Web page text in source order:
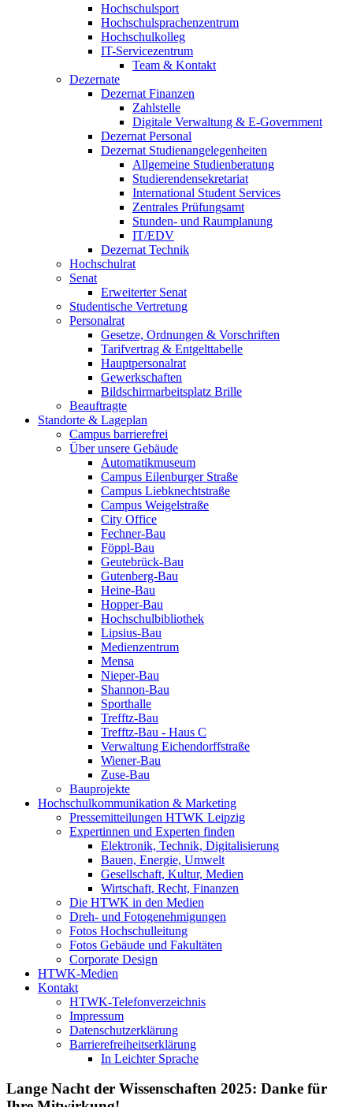
Hochschulsport
Hochschulsprachenzentrum
Hochschulkolleg
IT-Servicezentrum
Team & Kontakt
Dezernate
Dezernat Finanzen
Zahlstelle
Digitale Verwaltung & E-Government
Dezernat Personal
Dezernat Studienangelegenheiten
Allgemeine Studienberatung
Studierendensekretariat
International Student Services
Zentrales Prüfungsamt
Stunden- und Raumplanung
IT/EDV
Dezernat Technik
Hochschulrat
Senat
Erweiterter Senat
Studentische Vertretung
Personalrat
Gesetze, Ordnungen & Vorschriften
Tarifvertrag & Entgelttabelle
Hauptpersonalrat
Gewerkschaften
Bildschirmarbeitsplatz Brille
Beauftragte
Standorte & Lageplan
Campus barrierefrei
Über unsere Gebäude
Automatikmuseum
Campus Eilenburger Straße
Campus Liebknechtstraße
Campus Weigelstraße
City Office
Fechner-Bau
Föppl-Bau
Geutebrück-Bau
Gutenberg-Bau
Heine-Bau
Hopper-Bau
Hochschulbibliothek
Lipsius-Bau
Medienzentrum
Mensa
Nieper-Bau
Shannon-Bau
Sporthalle
Trefftz-Bau
Trefftz-Bau - Haus C
Verwaltung Eichendorffstraße
Wiener-Bau
Zuse-Bau
Bauprojekte
Hochschulkommunikation & Marketing
Pressemitteilungen HTWK Leipzig
Expertinnen und Experten finden
Elektronik, Technik, Digitalisierung
Bauen, Energie, Umwelt
Gesellschaft, Kultur, Medien
Wirtschaft, Recht, Finanzen
Die HTWK in den Medien
Dreh- und Fotogenehmigungen
Fotos Hochschulleitung
Fotos Gebäude und Fakultäten
Corporate Design
HTWK-Medien
Kontakt
HTWK-Telefonverzeichnis
Impressum
Datenschutzerklärung
Barrierefreiheitserklärung
In Leichter Sprache
Lange Nacht der Wissenschaften 2025: Danke für